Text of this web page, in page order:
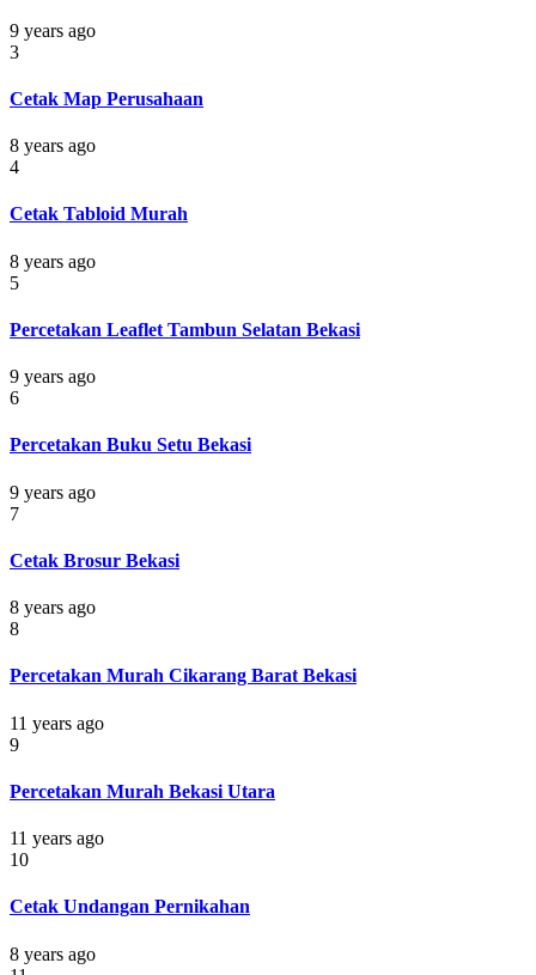
9 years ago
3
Cetak Map Perusahaan
8 years ago
4
Cetak Tabloid Murah
8 years ago
5
Percetakan Leaflet Tambun Selatan Bekasi
9 years ago
6
Percetakan Buku Setu Bekasi
9 years ago
7
Cetak Brosur Bekasi
8 years ago
8
Percetakan Murah Cikarang Barat Bekasi
11 years ago
9
Percetakan Murah Bekasi Utara
11 years ago
10
Cetak Undangan Pernikahan
8 years ago